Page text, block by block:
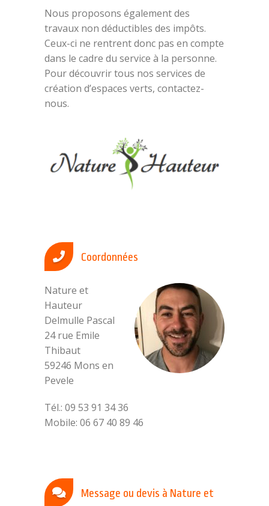
Nous proposons également des
travaux non déductibles des impôts.
Ceux-ci ne rentrent donc pas en compte
dans le cadre du service à la personne.
Pour découvrir tous nos services de
création d’espaces verts, contactez-
nous.
Coordonnées
Nature et
Hauteur
Delmulle Pascal
24 rue Emile
Thibaut
59246 Mons en
Pevele
Tél.: 09 53 91 34 36
Mobile: 06 67 40 89 46
Message ou devis à Nature et